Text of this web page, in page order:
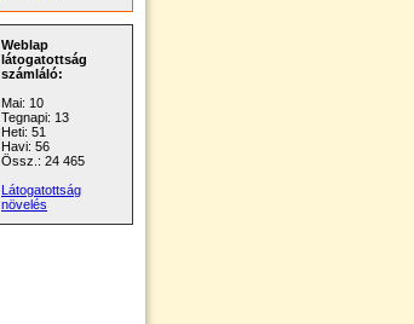
Weblap
látogatottság
számláló:
Mai: 10
Tegnapi: 13
Heti: 51
Havi: 56
Össz.: 24 465
Látogatottság
növelés